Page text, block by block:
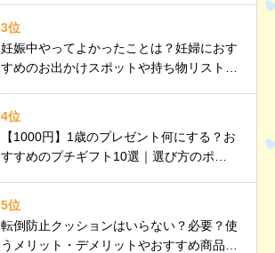
3位
妊娠中やってよかったことは？妊婦におす
すめのお出かけスポットや持ち物リストも
4位
【1000円】1歳のプレゼント何にする？お
すすめのプチギフト10選｜選び方のポイ
5位
転倒防止クッションはいらない？必要？使
うメリット・デメリットやおすすめ商品も